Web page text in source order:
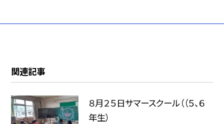
関連記事
８月２５日サマースクール（（５、６
年生）